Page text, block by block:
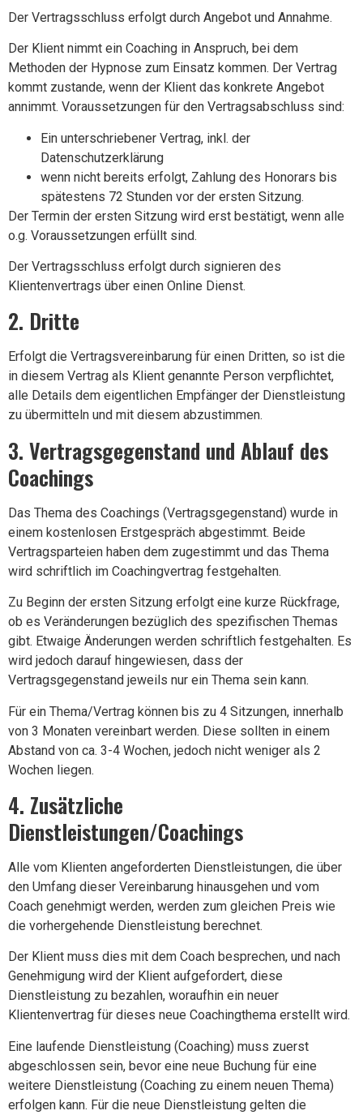
Der Vertragsschluss erfolgt durch Angebot und Annahme.
Der Klient nimmt ein Coaching in Anspruch, bei dem
Methoden der Hypnose zum Einsatz kommen. Der Vertrag
kommt zustande, wenn der Klient das konkrete Angebot
annimmt. Voraussetzungen für den Vertragsabschluss sind:
Ein unterschriebener Vertrag, inkl. der
Datenschutzerklärung
wenn nicht bereits erfolgt, Zahlung des Honorars bis
spätestens 72 Stunden vor der ersten Sitzung.
Der Termin der ersten Sitzung wird erst bestätigt, wenn alle
o.g. Voraussetzungen erfüllt sind.
Der Vertragsschluss erfolgt durch signieren des
Klientenvertrags über einen Online Dienst.
2. Dritte
Erfolgt die Vertragsvereinbarung für einen Dritten, so ist die
in diesem Vertrag als Klient genannte Person verpflichtet,
alle Details dem eigentlichen Empfänger der Dienstleistung
zu übermitteln und mit diesem abzustimmen.
3. Vertragsgegenstand und Ablauf des
Coachings
Das Thema des Coachings (Vertragsgegenstand) wurde in
einem kostenlosen Erstgespräch abgestimmt. Beide
Vertragsparteien haben dem zugestimmt und das Thema
wird schriftlich im Coachingvertrag festgehalten.
Zu Beginn der ersten Sitzung erfolgt eine kurze Rückfrage,
ob es Veränderungen bezüglich des spezifischen Themas
gibt. Etwaige Änderungen werden schriftlich festgehalten. Es
wird jedoch darauf hingewiesen, dass der
Vertragsgegenstand jeweils nur ein Thema sein kann.
Für ein Thema/Vertrag können bis zu 4 Sitzungen, innerhalb
von 3 Monaten vereinbart werden. Diese sollten in einem
Abstand von ca. 3-4 Wochen, jedoch nicht weniger als 2
Wochen liegen.
4. Zusätzliche
Dienstleistungen/Coachings
Alle vom Klienten angeforderten Dienstleistungen, die über
den Umfang dieser Vereinbarung hinausgehen und vom
Coach genehmigt werden, werden zum gleichen Preis wie
die vorhergehende Dienstleistung berechnet.
Der Klient muss dies mit dem Coach besprechen, und nach
Genehmigung wird der Klient aufgefordert, diese
Dienstleistung zu bezahlen, woraufhin ein neuer
Klientenvertrag für dieses neue Coachingthema erstellt wird.
Eine laufende Dienstleistung (Coaching) muss zuerst
abgeschlossen sein, bevor eine neue Buchung für eine
weitere Dienstleistung (Coaching zu einem neuen Thema)
erfolgen kann. Für die neue Dienstleistung gelten die